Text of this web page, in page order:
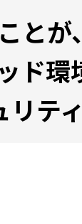
とが
ド
リテ